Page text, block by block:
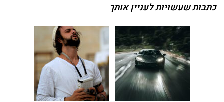
כתבות שעשויות לעניין אותך